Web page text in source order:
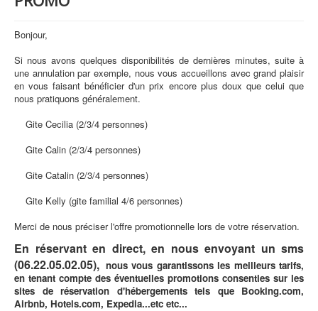
Bonjour,
Si nous avons quelques disponibilités de dernières minutes, suite à
une annulation par exemple, nous vous accueillons avec grand plaisir
en vous faisant bénéficier d'un prix encore plus doux que celui que
nous pratiquons généralement.
Gite Cecilia (2/3/4 personnes)
Gite Calin (2/3/4 personnes)
Gite Catalin (2/3/4 personnes)
Gite Kelly (gite familial 4/6 personnes)
Merci de nous préciser l'offre promotionnelle lors de votre réservation.
En réservant en direct, en nous envoyant un sms
(06.22.05.02.05), nous vous garantissons les meilleurs tarifs,
en tenant compte des éventuelles promotions consenties sur les
sites de réservation d'hébergements tels que Booking.com,
Airbnb, Hotels.com, Expedia...etc etc...